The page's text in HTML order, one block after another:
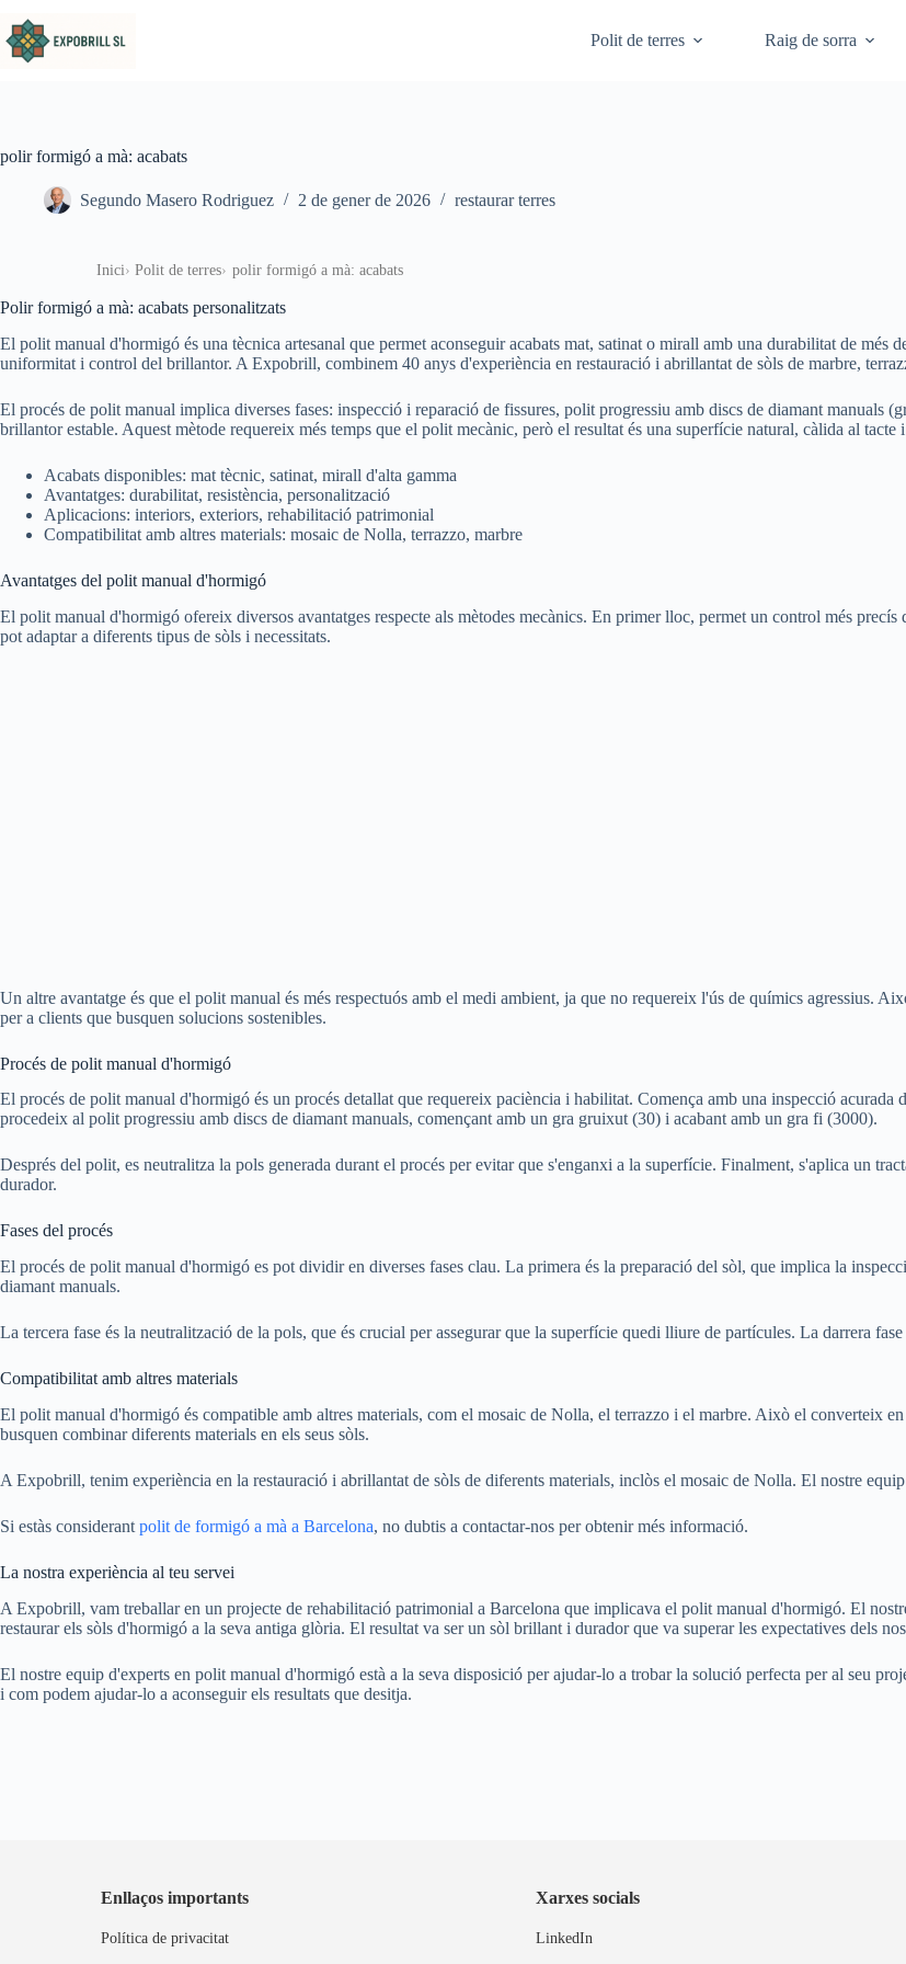
Polit de terres
Raig de sorra
polir formigó a mà: acabats
Segundo Masero Rodriguez 2 de gener de 2026 restaurar terres
Inici Polit de terres polir formigó a mà: acabats
Polir formigó a mà: acabats personalitzats
El polit manual d'hormigó és una tècnica artesanal que permet aconseguir acabats mat, satinat o mirall amb una durabilitat de més
uniformitat i control del brillantor. A Expobrill, combinem 40 anys d'experiència en restauració i abrillantat de sòls de marbre,
El procés de polit manual implica diverses fases: inspecció i reparació de fissures, polit progressiu amb discs de diamant manuals
brillantor estable. Aquest mètode requereix més temps que el polit mecànic, però el resultat és una superfície natural, càlida al tacte
Acabats disponibles: mat tècnic, satinat, mirall d'alta gamma
Avantatges: durabilitat, resistència, personalització
Aplicacions: interiors, exteriors, rehabilitació patrimonial
Compatibilitat amb altres materials: mosaic de Nolla, terrazzo, marbre
Avantatges del polit manual d'hormigó
El polit manual d'hormigó ofereix diversos avantatges respecte als mètodes mecànics. En primer lloc, permet un control més
pot adaptar a diferents tipus de sòls i necessitats.
Un altre avantatge és que el polit manual és més respectuós amb el medi ambient, ja que no requereix l'ús de químics agressius.
per a clients que busquen solucions sostenibles.
Procés de polit manual d'hormigó
El procés de polit manual d'hormigó és un procés detallat que requereix paciència i habilitat. Comença amb una inspecció
procedeix al polit progressiu amb discs de diamant manuals, començant amb un gra gruixut (30) i acabant amb un gra fi (3000).
Després del polit, es neutralitza la pols generada durant el procés per evitar que s'enganxi a la superfície. Finalment, s'aplica un
durador.
Fases del procés
El procés de polit manual d'hormigó es pot dividir en diverses fases clau. La primera és la preparació del sòl, que implica la
diamant manuals.
La tercera fase és la neutralització de la pols, que és crucial per assegurar que la superfície quedi lliure de partícules. La darrera
Compatibilitat amb altres materials
El polit manual d'hormigó és compatible amb altres materials, com el mosaic de Nolla, el terrazzo i el marbre. Això el converteix
busquen combinar diferents materials en els seus sòls.
A Expobrill, tenim experiència en la restauració i abrillantat de sòls de diferents materials, inclòs el mosaic de Nolla. El nostre
Si estàs considerant polit de formigó a mà a Barcelona, no dubtis a contactar-nos per obtenir més informació.
La nostra experiència al teu servei
A Expobrill, vam treballar en un projecte de rehabilitació patrimonial a Barcelona que implicava el polit manual d'hormigó. El
restaurar els sòls d'hormigó a la seva antiga glòria. El resultat va ser un sòl brillant i durador que va superar les expectatives dels
El nostre equip d'experts en polit manual d'hormigó està a la seva disposició per ajudar-lo a trobar la solució perfecta per al seu
i com podem ajudar-lo a aconseguir els resultats que desitja.
Enllaços importants
Política de privacitat
Xarxes socials
LinkedIn